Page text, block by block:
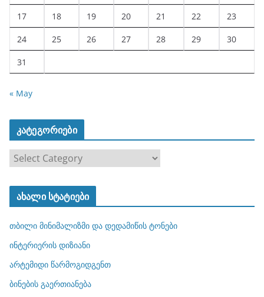
17 18 19 20 21 22 23
24 25 26 27 28 29 30
31
« May
კატეგორიები
ტ
ო
რ
ბ
ახალი სტატიები
თბილი მინიმალიზმი და დედამიწის ტონები
ინტერიერის დიზიანი
არტემიდი წარმოგიდგენთ
ბინების გაერთიანება